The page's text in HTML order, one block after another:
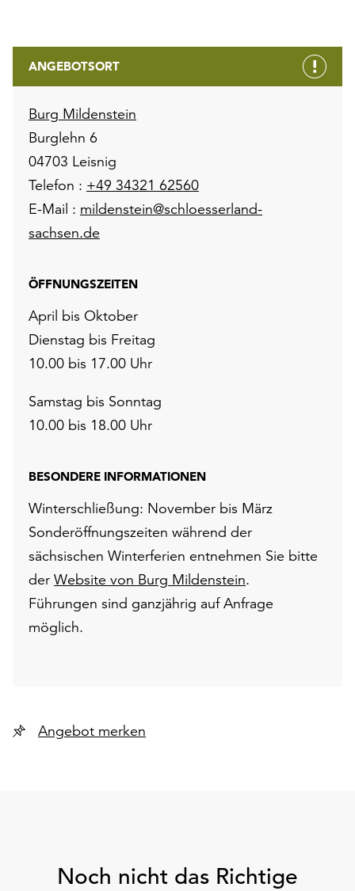
ANGEBOTSORT
Burg Mildenstein
Burglehn 6
04703 Leisnig
Telefon : +49 34321 62560
E-Mail : mildenstein@schloesserland-
sachsen.de
ÖFFNUNGSZEITEN
April bis Oktober
Dienstag bis Freitag
10.00 bis 17.00 Uhr
Samstag bis Sonntag
10.00 bis 18.00 Uhr
BESONDERE INFORMATIONEN
Winterschließung: November bis März
Sonderöffnungszeiten während der
sächsischen Winterferien entnehmen Sie bitte
der Website von Burg Mildenstein.
Führungen sind ganzjährig auf Anfrage
möglich.
Angebot merken
Noch nicht das Richtige